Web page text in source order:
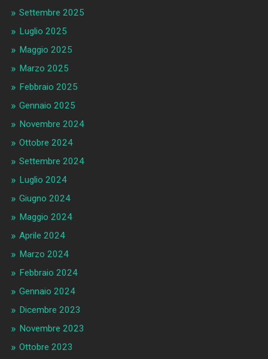
Settembre 2025
Luglio 2025
Maggio 2025
Marzo 2025
Febbraio 2025
Gennaio 2025
Novembre 2024
Ottobre 2024
Settembre 2024
Luglio 2024
Giugno 2024
Maggio 2024
Aprile 2024
Marzo 2024
Febbraio 2024
Gennaio 2024
Dicembre 2023
Novembre 2023
Ottobre 2023